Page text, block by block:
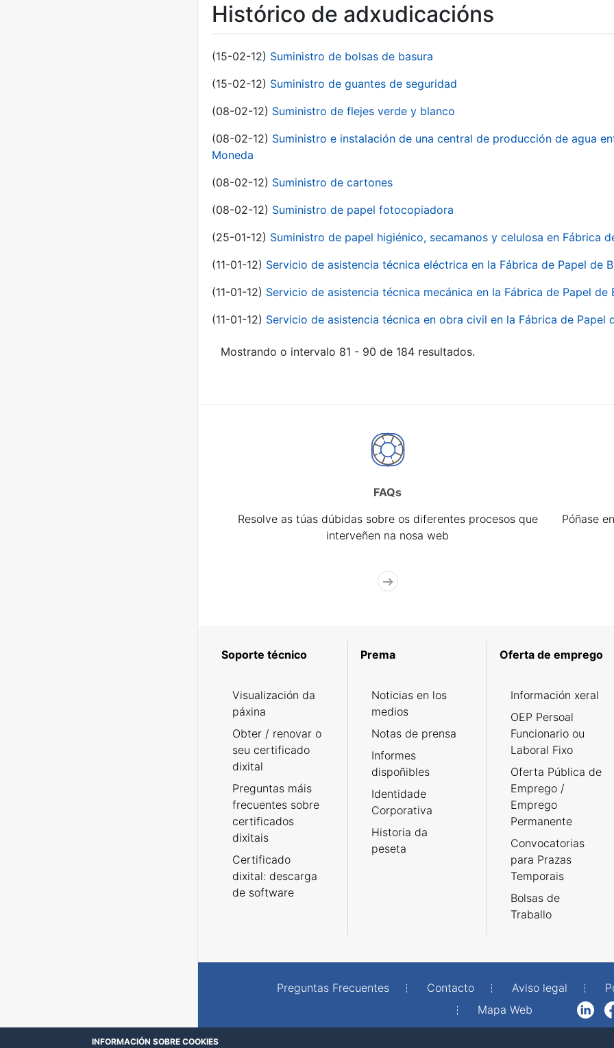
Histórico de adxudicacións
(15-02-12) Suministro de bolsas de basura
(15-02-12) Suministro de guantes de seguridad
(08-02-12) Suministro de flejes verde y blanco
(08-02-12) Suministro e instalación de una central de producción de agua
Moneda
(08-02-12) Suministro de cartones
(08-02-12) Suministro de papel fotocopiadora
(25-01-12) Suministro de papel higiénico, secamanos y celulosa en Fábrica
(11-01-12) Servicio de asistencia técnica eléctrica en la Fábrica de Papel de
(11-01-12) Servicio de asistencia técnica mecánica en la Fábrica de Papel de
(11-01-12) Servicio de asistencia técnica en obra civil en la Fábrica de Papel
Mostrando o intervalo 81 - 90 de 184 resultados.
FAQs
Resolve as túas dúbidas sobre os diferentes procesos que
interveñen na nosa web
Póñase
Soporte técnico
Visualización da
páxina
Obter / renovar o
seu certificado
dixital
Preguntas máis
frecuentes sobre
certificados
dixitais
Certificado
dixital: descarga
de software
Prema
Noticias en los
medios
Notas de prensa
Informes
dispoñibles
Identidade
Corporativa
Historia da
peseta
Oferta de emprego
Información xeral
OEP Persoal
Funcionario ou
Laboral Fixo
Oferta Pública de
Emprego /
Emprego
Permanente
Convocatorias
para Prazas
Temporais
Bolsas de
Traballo
Preguntas Frecuentes Contacto Aviso legal
Mapa Web
LinkedInFacebook
INFORMACIÓN SOBRE COOKIES